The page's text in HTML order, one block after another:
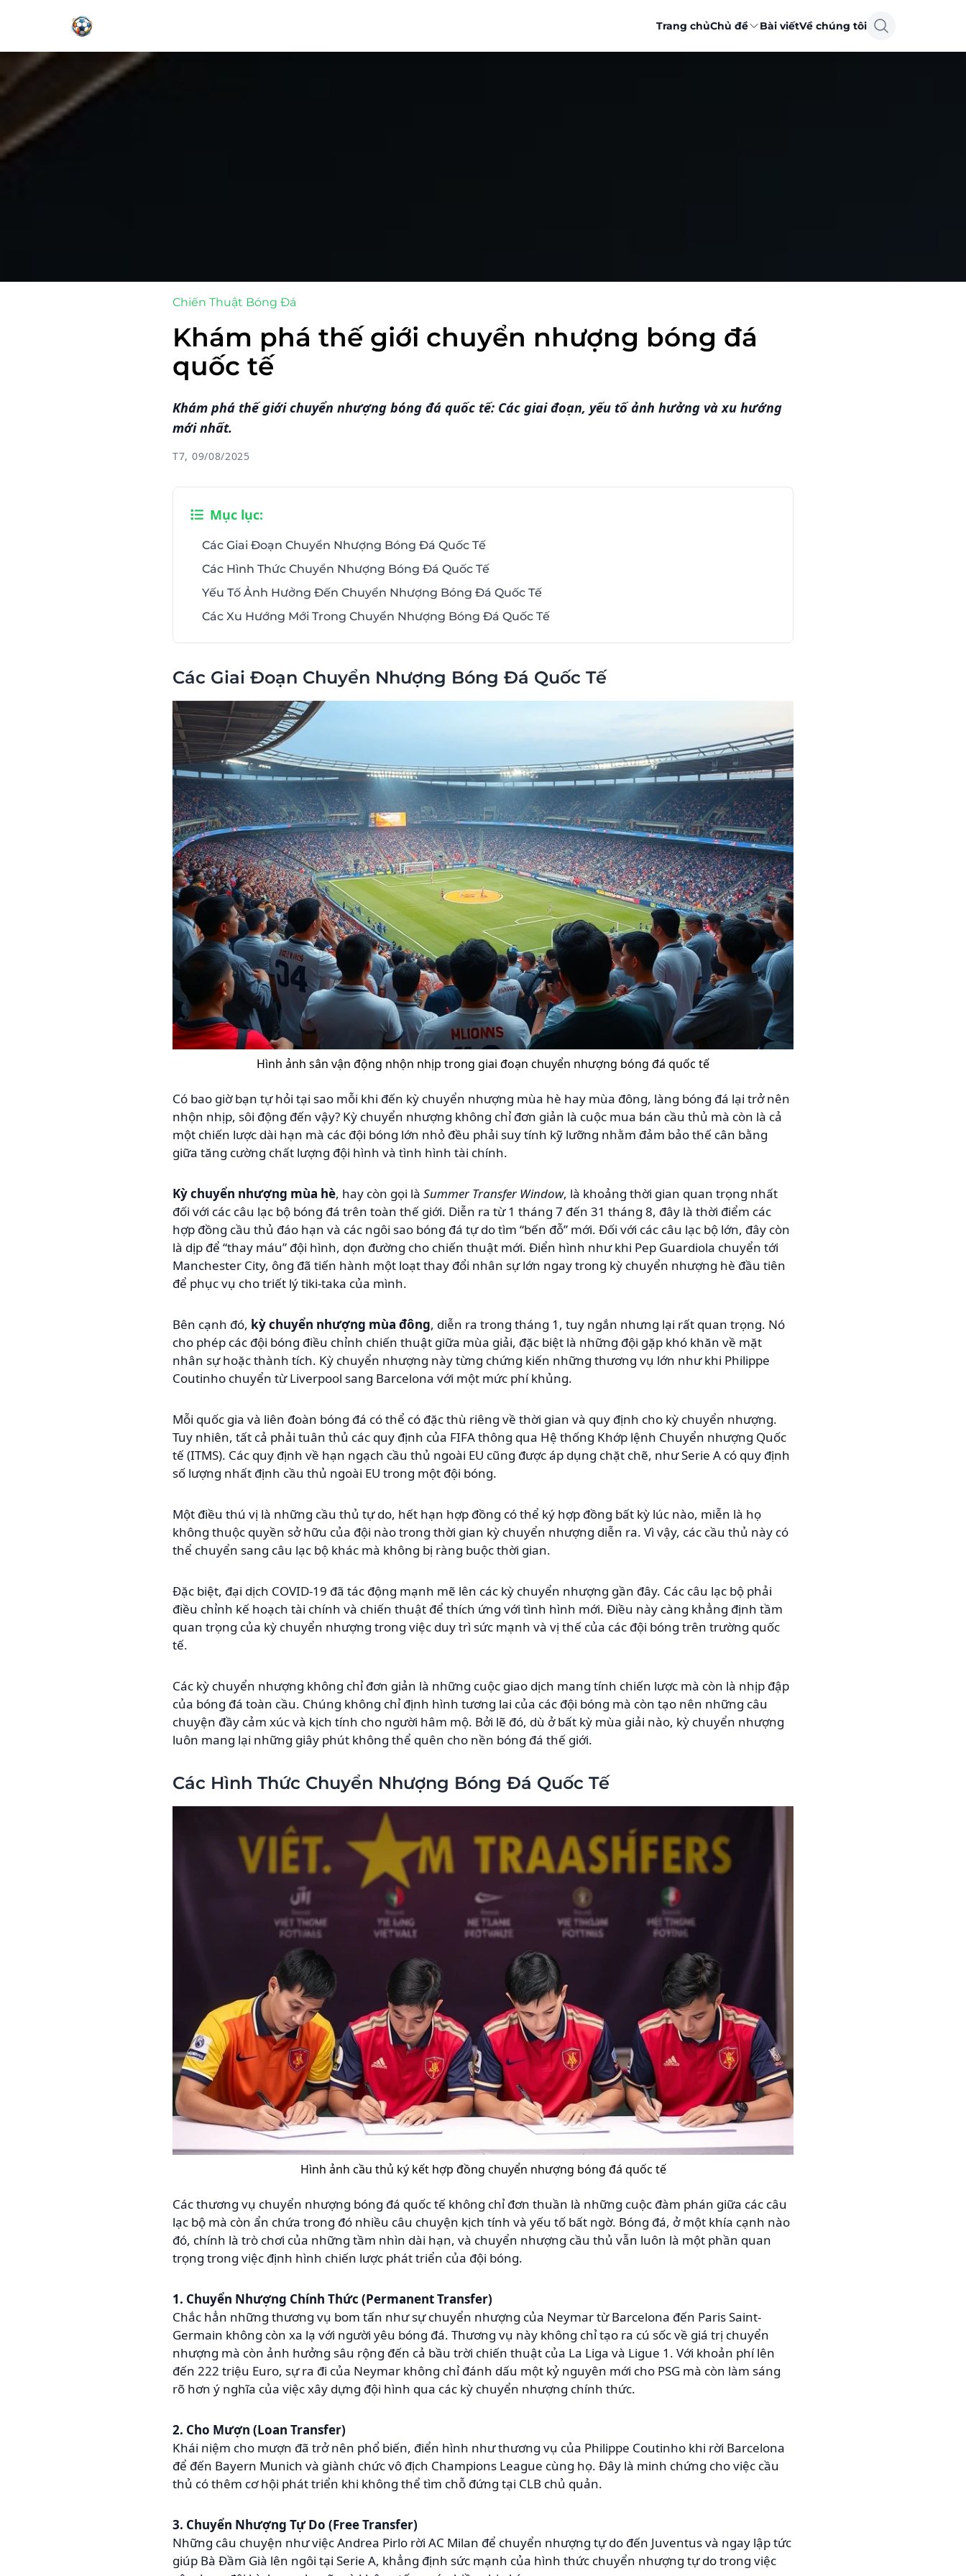
Trang chủChủ đề Bài viếtVề chúng tôi
Chiến Thuật Bóng Đá
Khám phá thế giới chuyển nhượng bóng đá
quốc tế
Khám phá thế giới chuyển nhượng bóng đá quốc tế: Các giai đoạn, yếu tố ảnh hưởng và xu hướng
mới nhất.
T7, 09/08/2025
Mục lục:
Các Giai Đoạn Chuyển Nhượng Bóng Đá Quốc Tế
Các Hình Thức Chuyển Nhượng Bóng Đá Quốc Tế
Yếu Tố Ảnh Hưởng Đến Chuyển Nhượng Bóng Đá Quốc Tế
Các Xu Hướng Mới Trong Chuyển Nhượng Bóng Đá Quốc Tế
Các Giai Đoạn Chuyển Nhượng Bóng Đá Quốc Tế
Hình ảnh sân vận động nhộn nhịp trong giai đoạn chuyển nhượng bóng đá quốc tế
Có bao giờ bạn tự hỏi tại sao mỗi khi đến kỳ chuyển nhượng mùa hè hay mùa đông, làng bóng đá lại trở nên
nhộn nhịp, sôi động đến vậy? Kỳ chuyển nhượng không chỉ đơn giản là cuộc mua bán cầu thủ mà còn là cả
một chiến lược dài hạn mà các đội bóng lớn nhỏ đều phải suy tính kỹ lưỡng nhằm đảm bảo thế cân bằng
giữa tăng cường chất lượng đội hình và tình hình tài chính.
Kỳ chuyển nhượng mùa hè, hay còn gọi là Summer Transfer Window, là khoảng thời gian quan trọng nhất
đối với các câu lạc bộ bóng đá trên toàn thế giới. Diễn ra từ 1 tháng 7 đến 31 tháng 8, đây là thời điểm các
hợp đồng cầu thủ đáo hạn và các ngôi sao bóng đá tự do tìm “bến đỗ” mới. Đối với các câu lạc bộ lớn, đây còn
là dịp để “thay máu” đội hình, dọn đường cho chiến thuật mới. Điển hình như khi Pep Guardiola chuyển tới
Manchester City, ông đã tiến hành một loạt thay đổi nhân sự lớn ngay trong kỳ chuyển nhượng hè đầu tiên
để phục vụ cho triết lý tiki-taka của mình.
Bên cạnh đó, kỳ chuyển nhượng mùa đông, diễn ra trong tháng 1, tuy ngắn nhưng lại rất quan trọng. Nó
cho phép các đội bóng điều chỉnh chiến thuật giữa mùa giải, đặc biệt là những đội gặp khó khăn về mặt
nhân sự hoặc thành tích. Kỳ chuyển nhượng này từng chứng kiến những thương vụ lớn như khi Philippe
Coutinho chuyển từ Liverpool sang Barcelona với một mức phí khủng.
Mỗi quốc gia và liên đoàn bóng đá có thể có đặc thù riêng về thời gian và quy định cho kỳ chuyển nhượng.
Tuy nhiên, tất cả phải tuân thủ các quy định của FIFA thông qua Hệ thống Khớp lệnh Chuyển nhượng Quốc
tế (ITMS). Các quy định về hạn ngạch cầu thủ ngoài EU cũng được áp dụng chặt chẽ, như Serie A có quy định
số lượng nhất định cầu thủ ngoài EU trong một đội bóng.
Một điều thú vị là những cầu thủ tự do, hết hạn hợp đồng có thể ký hợp đồng bất kỳ lúc nào, miễn là họ
không thuộc quyền sở hữu của đội nào trong thời gian kỳ chuyển nhượng diễn ra. Vì vậy, các cầu thủ này có
thể chuyển sang câu lạc bộ khác mà không bị ràng buộc thời gian.
Đặc biệt, đại dịch COVID-19 đã tác động mạnh mẽ lên các kỳ chuyển nhượng gần đây. Các câu lạc bộ phải
điều chỉnh kế hoạch tài chính và chiến thuật để thích ứng với tình hình mới. Điều này càng khẳng định tầm
quan trọng của kỳ chuyển nhượng trong việc duy trì sức mạnh và vị thế của các đội bóng trên trường quốc
tế.
Các kỳ chuyển nhượng không chỉ đơn giản là những cuộc giao dịch mang tính chiến lược mà còn là nhịp đập
của bóng đá toàn cầu. Chúng không chỉ định hình tương lai của các đội bóng mà còn tạo nên những câu
chuyện đầy cảm xúc và kịch tính cho người hâm mộ. Bởi lẽ đó, dù ở bất kỳ mùa giải nào, kỳ chuyển nhượng
luôn mang lại những giây phút không thể quên cho nền bóng đá thế giới.
Các Hình Thức Chuyển Nhượng Bóng Đá Quốc Tế
Hình ảnh cầu thủ ký kết hợp đồng chuyển nhượng bóng đá quốc tế
Các thương vụ chuyển nhượng bóng đá quốc tế không chỉ đơn thuần là những cuộc đàm phán giữa các câu
lạc bộ mà còn ẩn chứa trong đó nhiều câu chuyện kịch tính và yếu tố bất ngờ. Bóng đá, ở một khía cạnh nào
đó, chính là trò chơi của những tầm nhìn dài hạn, và chuyển nhượng cầu thủ vẫn luôn là một phần quan
trọng trong việc định hình chiến lược phát triển của đội bóng.
1. Chuyển Nhượng Chính Thức (Permanent Transfer)
Chắc hẳn những thương vụ bom tấn như sự chuyển nhượng của Neymar từ Barcelona đến Paris Saint-
Germain không còn xa lạ với người yêu bóng đá. Thương vụ này không chỉ tạo ra cú sốc về giá trị chuyển
nhượng mà còn ảnh hưởng sâu rộng đến cả bầu trời chiến thuật của La Liga và Ligue 1. Với khoản phí lên
đến 222 triệu Euro, sự ra đi của Neymar không chỉ đánh dấu một kỷ nguyên mới cho PSG mà còn làm sáng
rõ hơn ý nghĩa của việc xây dựng đội hình qua các kỳ chuyển nhượng chính thức.
2. Cho Mượn (Loan Transfer)
Khái niệm cho mượn đã trở nên phổ biến, điển hình như thương vụ của Philippe Coutinho khi rời Barcelona
để đến Bayern Munich và giành chức vô địch Champions League cùng họ. Đây là minh chứng cho việc cầu
thủ có thêm cơ hội phát triển khi không thể tìm chỗ đứng tại CLB chủ quản.
3. Chuyển Nhượng Tự Do (Free Transfer)
Những câu chuyện như việc Andrea Pirlo rời AC Milan để chuyển nhượng tự do đến Juventus và ngay lập tức
giúp Bà Đầm Già lên ngôi tại Serie A, khẳng định sức mạnh của hình thức chuyển nhượng tự do trong việc